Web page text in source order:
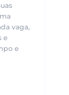
vaga,
e
e